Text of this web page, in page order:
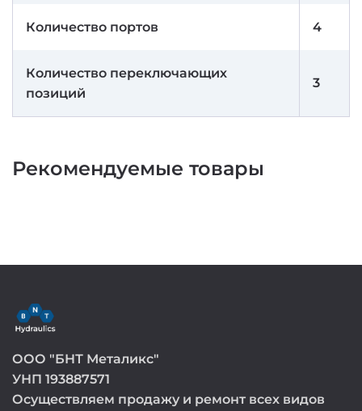
Количество портов 4
Количество переключающих
позиций
3
Рекомендуемые товары
ООО "БНТ Металикс"
УНП 193887571
Осуществляем продажу и ремонт всех видов